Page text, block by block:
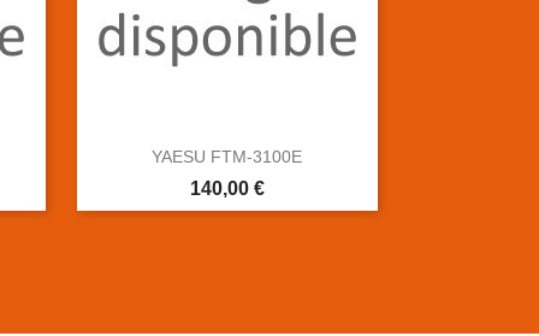
YAESU FTM-3100E
Prix
140,00 €